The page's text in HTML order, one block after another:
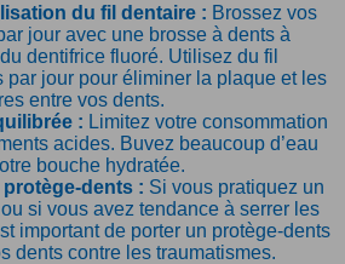
du fil dentaire : Brossez vos
jour avec une brosse à dents à
dentifrice fluoré. Utilisez du fil
par jour pour éliminer la plaque et les
entre vos dents.
: Limitez votre consommation
acides. Buvez beaucoup d’eau
bouche hydratée.
protège-dents : Si vous pratiquez un
si vous avez tendance à serrer les
important de porter un protège-dents
dents contre les traumatismes.